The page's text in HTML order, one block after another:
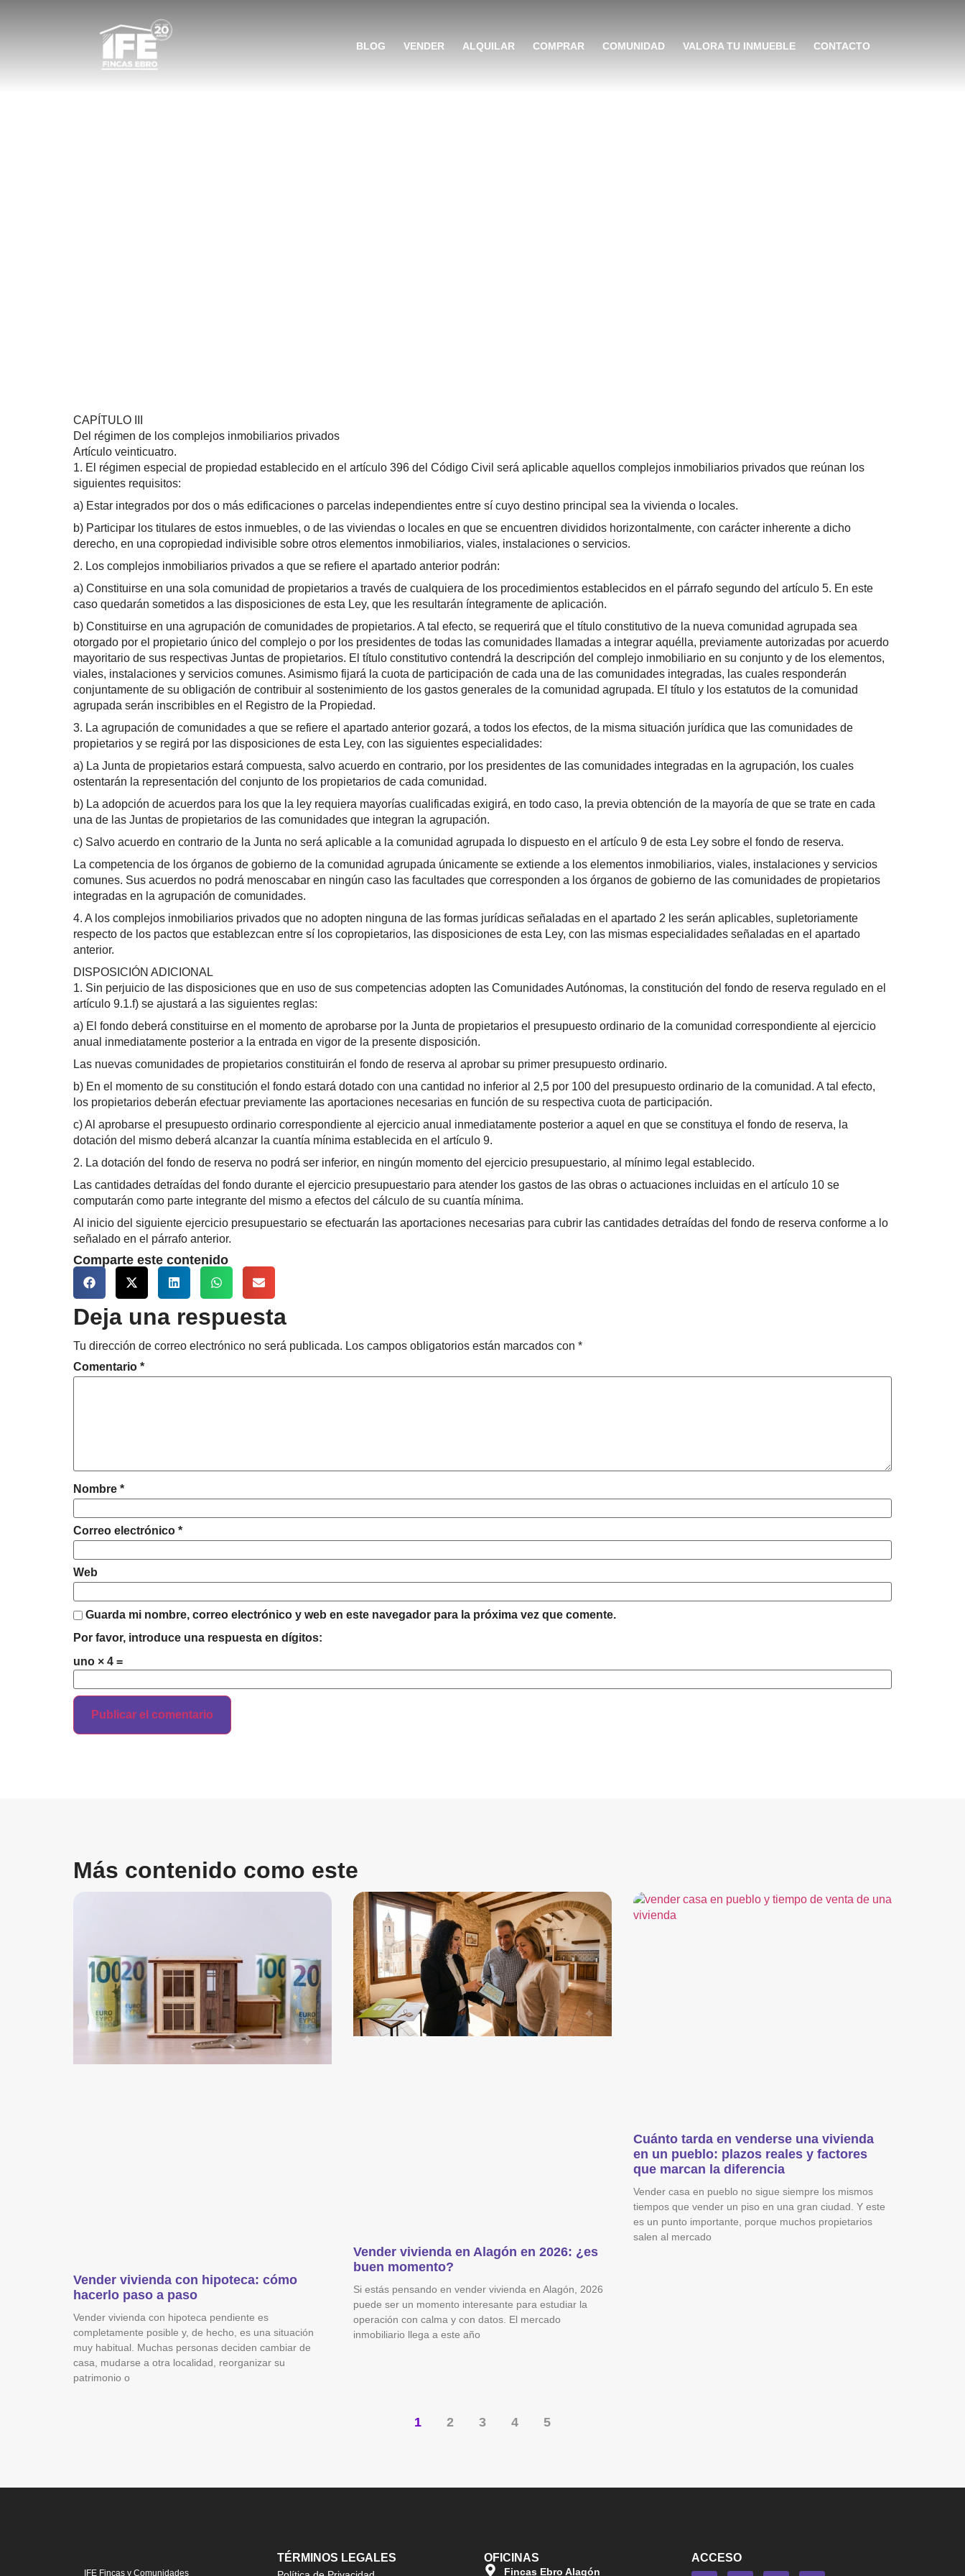
BLOG VENDER ALQUILAR COMPRAR COMUNIDAD VALORA TU INMUEBLE CONTACTO
CAPÍTULO III
Del régimen de los complejos inmobiliarios privados
Artículo veinticuatro.
1. El régimen especial de propiedad establecido en el artículo 396 del Código Civil será aplicable aquellos complejos inmobiliarios privados que reúnan los
siguientes requisitos:
a) Estar integrados por dos o más edificaciones o parcelas independientes entre sí cuyo destino principal sea la vivienda o locales.
b) Participar los titulares de estos inmuebles, o de las viviendas o locales en que se encuentren divididos horizontalmente, con carácter inherente a dicho
derecho, en una copropiedad indivisible sobre otros elementos inmobiliarios, viales, instalaciones o servicios.
2. Los complejos inmobiliarios privados a que se refiere el apartado anterior podrán:
a) Constituirse en una sola comunidad de propietarios a través de cualquiera de los procedimientos establecidos en el párrafo segundo del artículo 5. En este
caso quedarán sometidos a las disposiciones de esta Ley, que les resultarán íntegramente de aplicación.
b) Constituirse en una agrupación de comunidades de propietarios. A tal efecto, se requerirá que el título constitutivo de la nueva comunidad agrupada sea
otorgado por el propietario único del complejo o por los presidentes de todas las comunidades llamadas a integrar aquélla, previamente autorizadas por acuerdo
mayoritario de sus respectivas Juntas de propietarios. El título constitutivo contendrá la descripción del complejo inmobiliario en su conjunto y de los elementos,
viales, instalaciones y servicios comunes. Asimismo fijará la cuota de participación de cada una de las comunidades integradas, las cuales responderán
conjuntamente de su obligación de contribuir al sostenimiento de los gastos generales de la comunidad agrupada. El título y los estatutos de la comunidad
agrupada serán inscribibles en el Registro de la Propiedad.
3. La agrupación de comunidades a que se refiere el apartado anterior gozará, a todos los efectos, de la misma situación jurídica que las comunidades de
propietarios y se regirá por las disposiciones de esta Ley, con las siguientes especialidades:
a) La Junta de propietarios estará compuesta, salvo acuerdo en contrario, por los presidentes de las comunidades integradas en la agrupación, los cuales
ostentarán la representación del conjunto de los propietarios de cada comunidad.
b) La adopción de acuerdos para los que la ley requiera mayorías cualificadas exigirá, en todo caso, la previa obtención de la mayoría de que se trate en cada
una de las Juntas de propietarios de las comunidades que integran la agrupación.
c) Salvo acuerdo en contrario de la Junta no será aplicable a la comunidad agrupada lo dispuesto en el artículo 9 de esta Ley sobre el fondo de reserva.
La competencia de los órganos de gobierno de la comunidad agrupada únicamente se extiende a los elementos inmobiliarios, viales, instalaciones y servicios
comunes. Sus acuerdos no podrá menoscabar en ningún caso las facultades que corresponden a los órganos de gobierno de las comunidades de propietarios
integradas en la agrupación de comunidades.
4. A los complejos inmobiliarios privados que no adopten ninguna de las formas jurídicas señaladas en el apartado 2 les serán aplicables, supletoriamente
respecto de los pactos que establezcan entre sí los copropietarios, las disposiciones de esta Ley, con las mismas especialidades señaladas en el apartado
anterior.
DISPOSICIÓN ADICIONAL
1. Sin perjuicio de las disposiciones que en uso de sus competencias adopten las Comunidades Autónomas, la constitución del fondo de reserva regulado en el
artículo 9.1.f) se ajustará a las siguientes reglas:
a) El fondo deberá constituirse en el momento de aprobarse por la Junta de propietarios el presupuesto ordinario de la comunidad correspondiente al ejercicio
anual inmediatamente posterior a la entrada en vigor de la presente disposición.
Las nuevas comunidades de propietarios constituirán el fondo de reserva al aprobar su primer presupuesto ordinario.
b) En el momento de su constitución el fondo estará dotado con una cantidad no inferior al 2,5 por 100 del presupuesto ordinario de la comunidad. A tal efecto,
los propietarios deberán efectuar previamente las aportaciones necesarias en función de su respectiva cuota de participación.
c) Al aprobarse el presupuesto ordinario correspondiente al ejercicio anual inmediatamente posterior a aquel en que se constituya el fondo de reserva, la
dotación del mismo deberá alcanzar la cuantía mínima establecida en el artículo 9.
2. La dotación del fondo de reserva no podrá ser inferior, en ningún momento del ejercicio presupuestario, al mínimo legal establecido.
Las cantidades detraídas del fondo durante el ejercicio presupuestario para atender los gastos de las obras o actuaciones incluidas en el artículo 10 se
computarán como parte integrante del mismo a efectos del cálculo de su cuantía mínima.
Al inicio del siguiente ejercicio presupuestario se efectuarán las aportaciones necesarias para cubrir las cantidades detraídas del fondo de reserva conforme a lo
señalado en el párrafo anterior.
Comparte este contenido
Deja una respuesta
Tu dirección de correo electrónico no será publicada. Los campos obligatorios están marcados con *
Comentario *
Nombre *
Correo electrónico *
Web
Guarda mi nombre, correo electrónico y web en este navegador para la próxima vez que comente.
Por favor, introduce una respuesta en dígitos:
uno × 4 =
Más contenido como este
Vender vivienda con hipoteca: cómo
hacerlo paso a paso
Vender vivienda con hipoteca pendiente es
completamente posible y, de hecho, es una situación
muy habitual. Muchas personas deciden cambiar de
casa, mudarse a otra localidad, reorganizar su
patrimonio o
Vender vivienda en Alagón en 2026: ¿es
buen momento?
Si estás pensando en vender vivienda en Alagón, 2026
puede ser un momento interesante para estudiar la
operación con calma y con datos. El mercado
inmobiliario llega a este año
Cuánto tarda en venderse una vivienda
en un pueblo: plazos reales y factores
que marcan la diferencia
Vender casa en pueblo no sigue siempre los mismos
tiempos que vender un piso en una gran ciudad. Y este
es un punto importante, porque muchos propietarios
salen al mercado
1 2 3 4 5
IFE Fincas y Comunidades
TÉRMINOS LEGALES OFICINAS
Fincas Ebro Alagón
ACCESO